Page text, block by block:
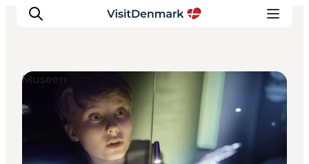
Inspiration
Regionen
Erlebnisse
Museen